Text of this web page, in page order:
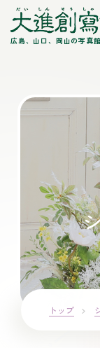
広島、山口、岡山の写真
トップ